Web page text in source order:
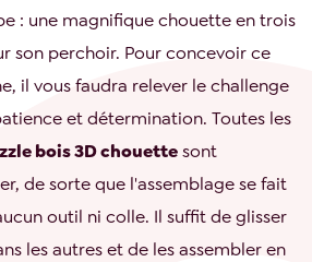
: une magnifique chouette en trois
son perchoir. Pour concevoir ce
il vous faudra relever le challenge
et détermination. Toutes les
bois 3D chouettesont
de sorte que l'assemblage se fait
outil ni colle. Il suffit de glisser
les autres et de les assembler en